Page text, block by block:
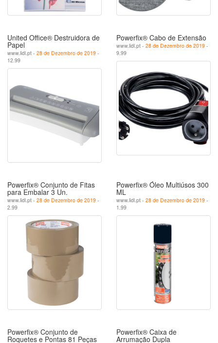
United Office® Destruidora de
Papel
www.lidl.pt - 28 de Dezembro de 2019 -
12.99
Powerfix® Cabo de Extensão
www.lidl.pt - 28 de Dezembro de 2019 -
9.99
Powerfix® Conjunto de Fitas
para Embalar 3 Un.
www.lidl.pt - 28 de Dezembro de 2019 -
2.99
Powerfix® Óleo Multiúsos 300
ML
www.lidl.pt - 28 de Dezembro de 2019 -
1.99
Powerfix® Conjunto de
Roquetes e Pontas 81 Peças
Powerfix® Caixa de
Arrumação Dupla